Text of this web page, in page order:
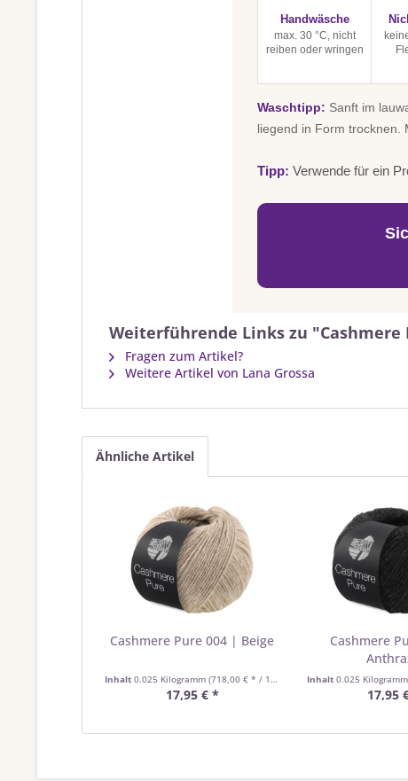
Handwäsche
max. 30 °C, nicht
reiben oder wringen
Waschtipp: Sanft im
liegend in Form trocknen.
Tipp: Verwende für ein
Weiterführende Links zu "Cashmere
Fragen zum Artikel?
Weitere Artikel von Lana Grossa
Ähnliche Artikel
Cashmere Pure 004 | Beige
Inhalt 0.025 Kilogramm (718,00 € * / 1 Kilogramm)
17,95 € *
Cashmere
Inhalt 0.025 Kilogramm
17,95